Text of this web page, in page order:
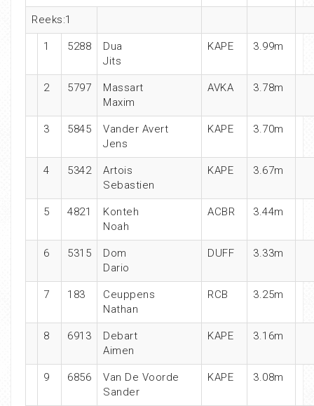
Reeks:1
1 5288
Dua
Jits
KAPE 3.99m
2 5797
Massart
Maxim
AVKA 3.78m
3 5845
Vander Avert
Jens
KAPE 3.70m
4 5342
Artois
Sebastien
KAPE 3.67m
5 4821
Konteh
Noah
ACBR 3.44m
6 5315
Dom
Dario
DUFF 3.33m
7 183
Ceuppens
Nathan
RCB 3.25m
8 6913
Debart
Aimen
KAPE 3.16m
9 6856
Van De Voorde
Sander
KAPE 3.08m